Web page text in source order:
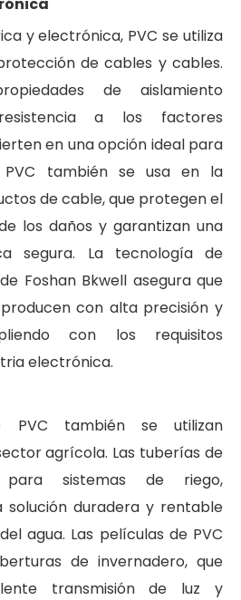
y electrónica, PVC se utiliza
de cables y cables.
de aislamiento
a los factores
en una opción ideal para
PVC también se usa en la
de cable, que protegen el
los daños y garantizan una
segura. La tecnología de
Foshan Bkwell asegura que
con alta precisión y
con los requisitos
electrónica.
PVC también se utilizan
agrícola. Las tuberías de
sistemas de riego,
solución duradera y rentable
agua. Las películas de PVC
de invernadero, que
transmisión de luz y